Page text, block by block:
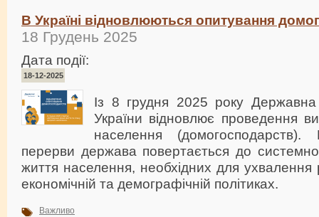
В Україні відновлюються опитування
18 Грудень 2025
Дата події:
18-12-2025
Із 8 грудня 2025 року
України відновлює проведення
населення (домогосподарств).
перерви держава повертається до
життя населення, необхідних для ухвалення
економічній та демографічній політиках.
Важливо